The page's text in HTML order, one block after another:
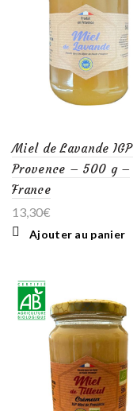
Miel de Lavande IGP
Provence – 500 g –
France
13,30€
Ajouter au panier